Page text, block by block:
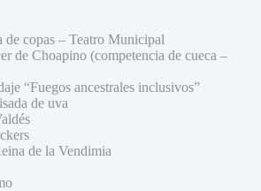
de copas – Teatro Municipal
de Choapino (competencia de cueca –
“Fuegos ancestrales inclusivos”
de uva
de la Vendimia